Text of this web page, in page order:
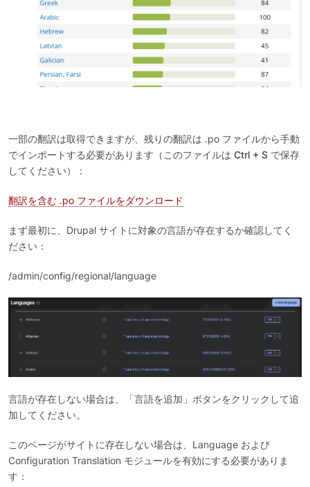
一部の翻訳は取得できますが、残りの翻訳は .po ファイルから手動
でインポートする必要があります（このファイルは Ctrl + S で保存
してください）：
翻訳を含む .po ファイルをダウンロード
まず最初に、Drupal サイトに対象の言語が存在するか確認してく
ださい：
/admin/config/regional/language
言語が存在しない場合は、「言語を追加」ボタンをクリックして追
加してください。
このページがサイトに存在しない場合は、Language および
Configuration Translation モジュールを有効にする必要がありま
す：